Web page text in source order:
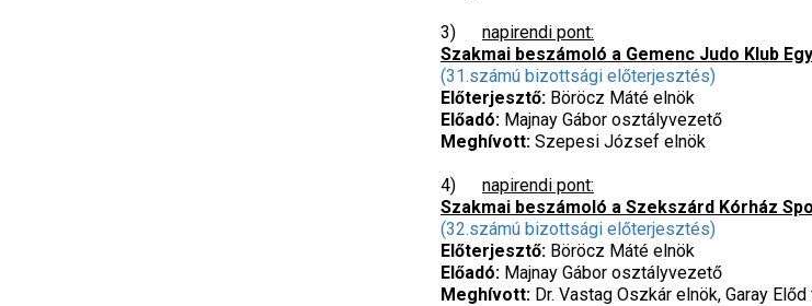
3) napirendi pont:
Szakmai beszámoló a Gemenc Judo Klub
(31.számú bizottsági előterjesztés)
Előterjesztő: Böröcz Máté elnök
Előadó: Majnay Gábor osztályvezető
Meghívott: Szepesi József elnök
4) napirendi pont:
Szakmai beszámoló a Szekszárd Kórház
(32.számú bizottsági előterjesztés)
Előterjesztő: Böröcz Máté elnök
Előadó: Majnay Gábor osztályvezető
Meghívott: Dr. Vastag Oszkár elnök, Garay